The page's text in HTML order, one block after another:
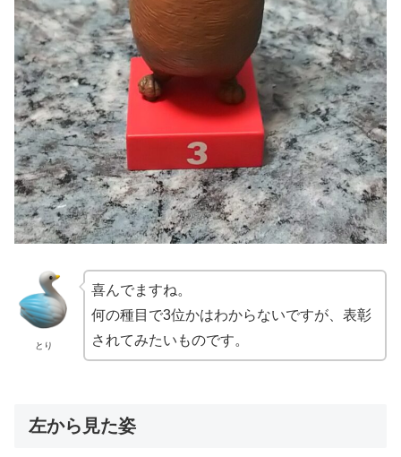
とり
喜んでますね。
何の種目で3位かはわからないですが、表彰
されてみたいものです。
左から見た姿